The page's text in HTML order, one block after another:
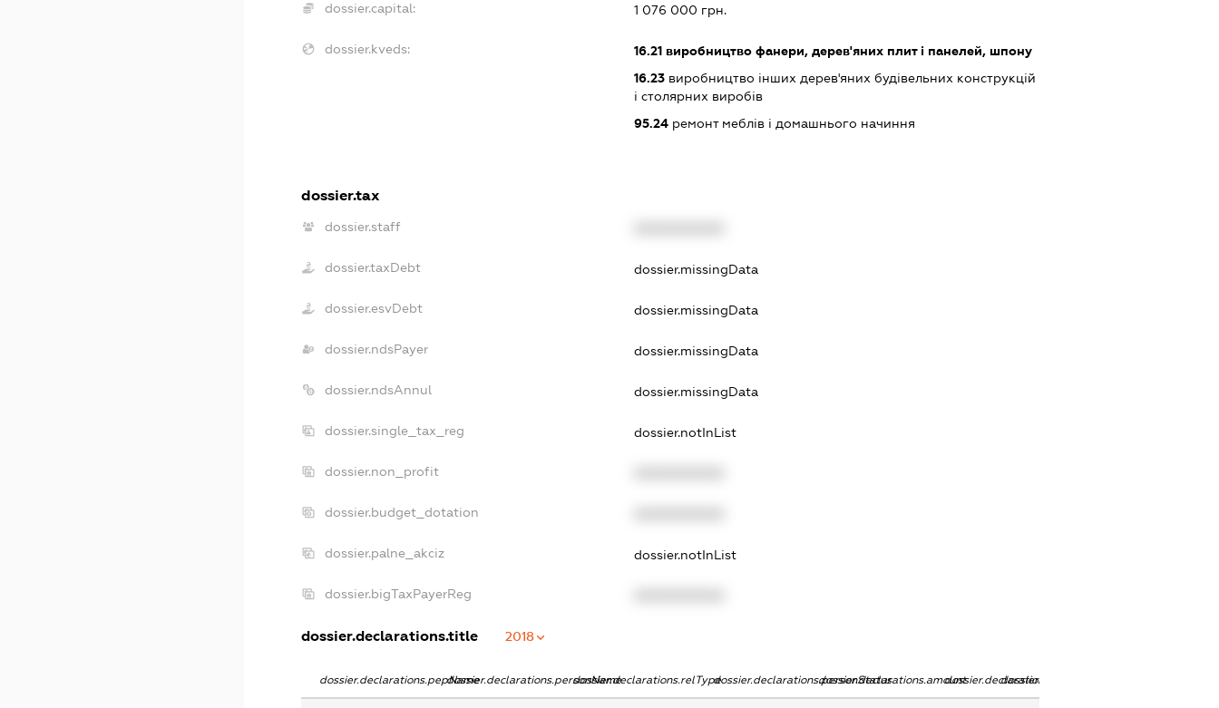
dossier.capital: 1 076 000 грн.
dossier.kveds: 16.21виробництво фанери, дерев'яних плит і панелей, шпону
16.23виробництво інших дерев'яних будівельних конструкцій
і столярних виробів
95.24ремонт меблів і домашнього начиння
dossier.tax
dossier.staff
dossier.taxDebt dossier.missingData
dossier.esvDebt dossier.missingData
dossier.ndsPayer dossier.missingData
dossier.ndsAnnul dossier.missingData
dossier.single_tax_reg dossier.notInList
dossier.non_profit
dossier.budget_dotation
dossier.palne_akciz dossier.notInList
dossier.bigTaxPayerReg
dossier.declarations.title 2018
dossier.declarations.pepNamedossier.declarations.personNamedossier.declarations.relTypedossier.declarations.personStatusdossier.declarations.amountdossier.declarations.currency
dossier.declarations.source